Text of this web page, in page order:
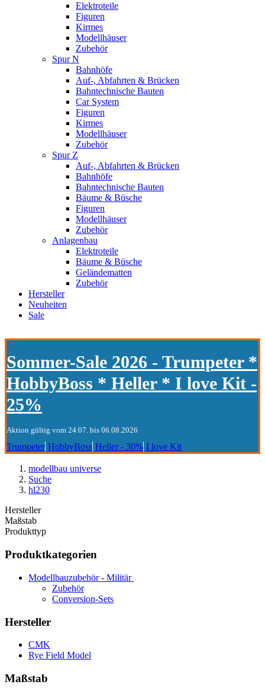
Elektroteile
Figuren
Kirmes
Modellhäuser
Zubehör
Spur N
Bahnhöfe
Auf-, Abfahrten & Brücken
Bahntechnische Bauten
Car System
Figuren
Kirmes
Modellhäuser
Zubehör
Spur Z
Auf-, Abfahrten & Brücken
Bahnhöfe
Bahntechnische Bauten
Bäume & Büsche
Figuren
Modellhäuser
Zubehör
Anlagenbau
Elektroteile
Bäume & Büsche
Geländematten
Zubehör
Hersteller
Neuheiten
Sale
Sommer-Sale 2026 - Trumpeter *
HobbyBoss * Heller * I love Kit -
25%
Aktion gültig vom 24.07. bis 06.08.2026
Trumpeter HobbyBoss Heller - 30% I love Kit
modellbau universe
Suche
hl230
Hersteller
Maßstab
Produkttyp
Produktkategorien
Modellbauzubehör - Militär
Zubehör
Conversion-Sets
Hersteller
CMK
Rye Field Model
Maßstab